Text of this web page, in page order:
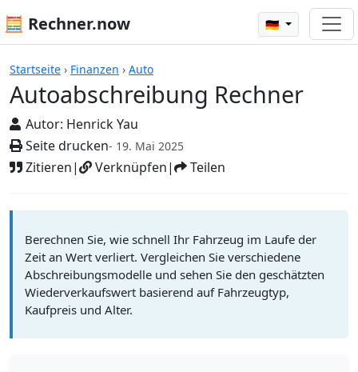
🧮 Rechner.now 🇩🇪
Startseite › Finanzen › Auto
Autoabschreibung Rechner
Autor: Henrick Yau
Seite drucken- 19. Mai 2025
Zitieren| Verknüpfen| Teilen
Rechner
Berechnen Sie, wie schnell Ihr Fahrzeug im Laufe der
Zeit an Wert verliert. Vergleichen Sie verschiedene
Abschreibungsmodelle und sehen Sie den geschätzten
Wiederverkaufswert basierend auf Fahrzeugtyp,
Kaufpreis und Alter.